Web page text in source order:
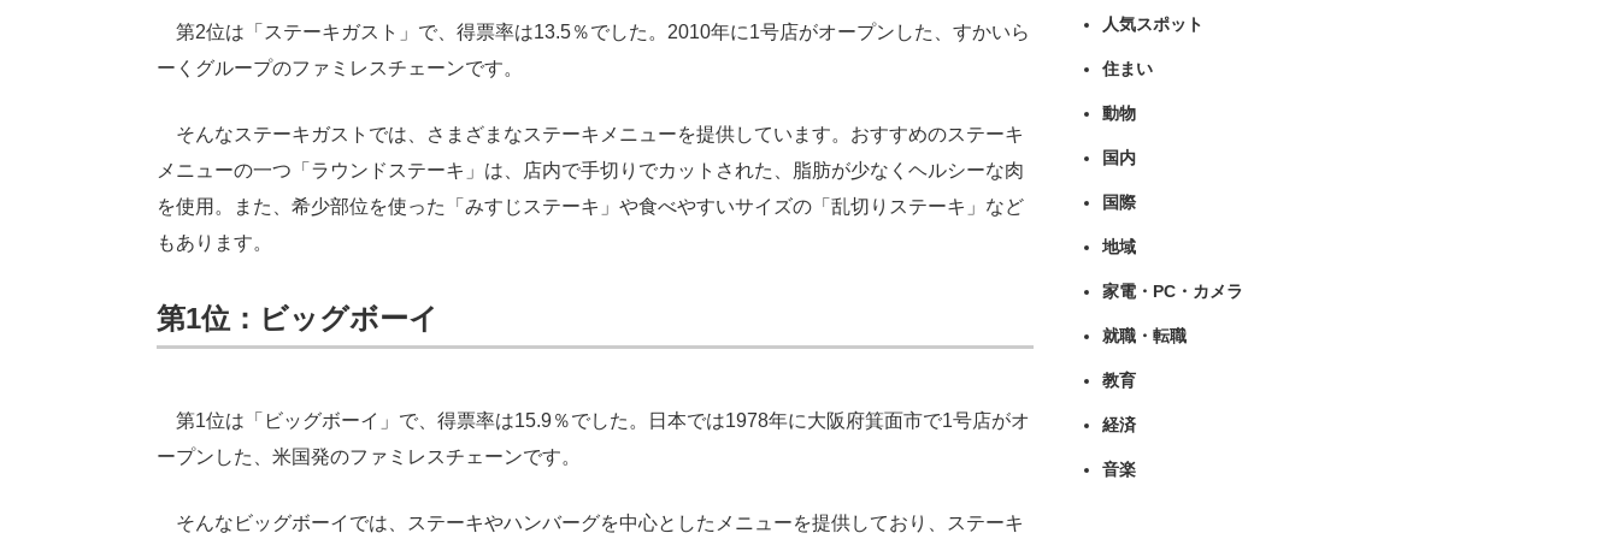
第2位は「ステーキガスト」で、得票率は13.5％でした。2010年に1号店がオープンした、すかいら
ーくグループのファミレスチェーンです。
そんなステーキガストでは、さまざまなステーキメニューを提供しています。おすすめのステーキ
メニューの一つ「ラウンドステーキ」は、店内で手切りでカットされた、脂肪が少なくヘルシーな肉
を使用。また、希少部位を使った「みすじステーキ」や食べやすいサイズの「乱切りステーキ」など
もあります。
第1位：ビッグボーイ
第1位は「ビッグボーイ」で、得票率は15.9％でした。日本では1978年に大阪府箕面市で1号店がオ
ープンした、米国発のファミレスチェーンです。
そんなビッグボーイでは、ステーキやハンバーグを中心としたメニューを提供しており、ステーキ
人気スポット
住まい
動物
国内
国際
地域
家電・PC・カメラ
就職・転職
教育
経済
音楽